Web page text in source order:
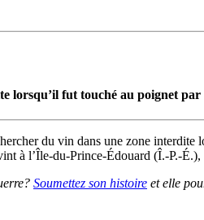
fut touché au poignet par
du vin dans une zone interdite
à l’Île-du-Prince-Édouard (Î.-P.-
Soumettez son histoire et elle